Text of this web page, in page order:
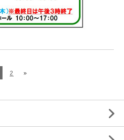
2 »